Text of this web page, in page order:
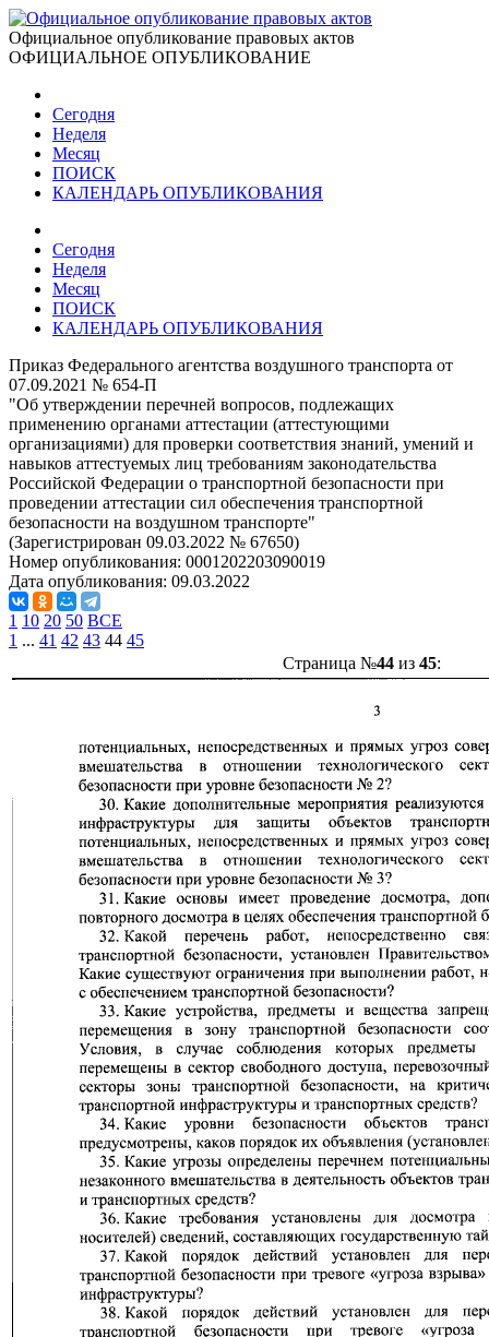
Официальное опубликование правовых актов
ОФИЦИАЛЬНОЕ ОПУБЛИКОВАНИЕ
Сегодня
Неделя
Месяц
ПОИСК
КАЛЕНДАРЬ ОПУБЛИКОВАНИЯ
Сегодня
Неделя
Месяц
ПОИСК
КАЛЕНДАРЬ ОПУБЛИКОВАНИЯ
Приказ Федерального агентства воздушного транспорта от
07.09.2021 № 654-П
"Об утверждении перечней вопросов, подлежащих
применению органами аттестации (аттестующими
организациями) для проверки соответствия знаний, умений и
навыков аттестуемых лиц требованиям законодательства
Российской Федерации о транспортной безопасности при
проведении аттестации сил обеспечения транспортной
безопасности на воздушном транспорте"
(Зарегистрирован 09.03.2022 № 67650)
Номер опубликования: 0001202203090019
Дата опубликования: 09.03.2022
1 10 20 50 ВСЕ
1 ... 41 42 43 44 45
Страница №44из 45: